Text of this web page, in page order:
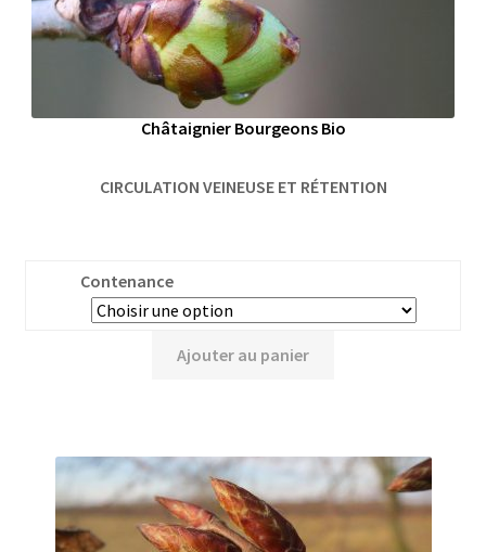
Châtaignier Bourgeons Bio
CIRCULATION VEINEUSE ET RÉTENTION
Contenance
Ajouter au panier